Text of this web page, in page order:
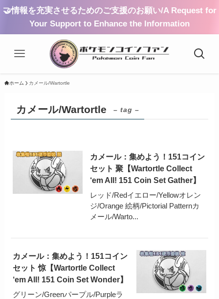
🤝情報を充実させるためのご支援のお願い/A Request for
Your Support to Enhance the Information
ホーム カメール/Wartortle
カメール/Wartortle – tag –
カメール：集めよう！151コイン
セット 聚【Wartortle Collect
‘em All! 151 Coin Set Gather】
レッド/Redイエロー/Yellowオレン
ジ/Orange 絵柄/Pictorial Patternカ
メール/Warto...
カメール：集めよう！151コイン
セット 惊【Wartortle Collect
‘em All! 151 Coin Set Wonder】
グリーン/Greenパープル/Purpleラ